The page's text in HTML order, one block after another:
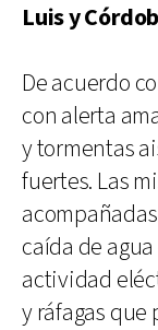
Luis y
De acuerdo
con alerta
y tormentas
fuertes. Las
caída de
actividad
y ráfagas que